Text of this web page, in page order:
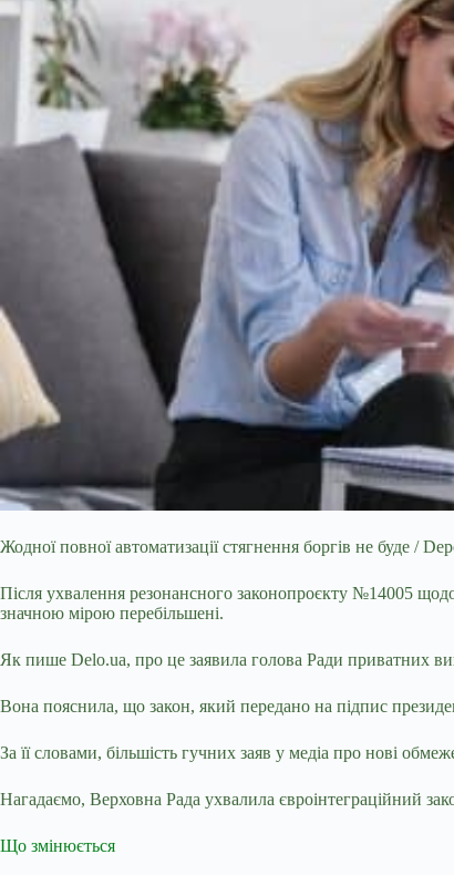
Жодної повної автоматизації стягнення боргів не буде /
Після ухвалення резонансного законопроєкту №14005
значною мірою перебільшені.
Як пише Delo.ua, про це заявила голова Ради приватних
Вона пояснила, що закон, який передано на підпис
За її словами, більшість гучних заяв у медіа про нові
Нагадаємо, Верховна Рада ухвалила євроінтеграційний
Що змінюється